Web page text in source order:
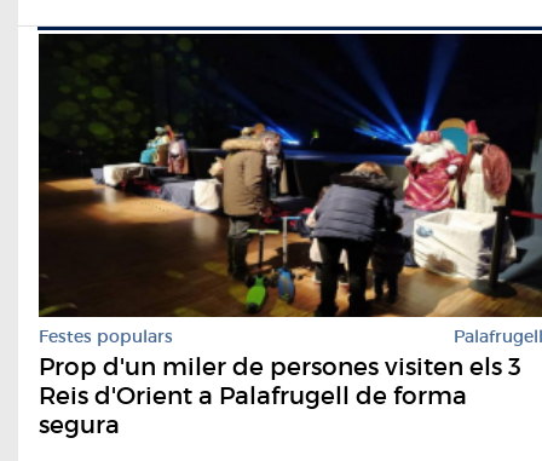
Festes populars Palafrugell
Prop d'un miler de persones visiten els 3
Reis d'Orient a Palafrugell de forma
segura